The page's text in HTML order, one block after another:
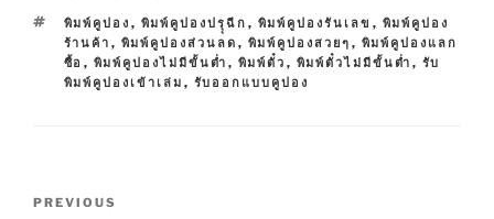
T
E
G
O
T
A
G
S
พิมพ์คูปอง , พิมพ์คูปองปรุุฉีก , พิมพ์คูปองรันเลข , พิมพ์คูปอง
ร้านค้า , พิมพ์คูปองส่วนลด , พิมพ์คูปองสวยๆ , พิมพ์คูปองแลก
ซื้อ , พิมพ์คูปองไม่มีขั้นต่ำ , พิมพ์ตั๋ว , พิมพ์ตั๋วไม่มีขั้นต่ำ , รับ
พิมพ์คูปองเข้าเล่ม , รับออกแบบคูปอง
P
PREVIOUS